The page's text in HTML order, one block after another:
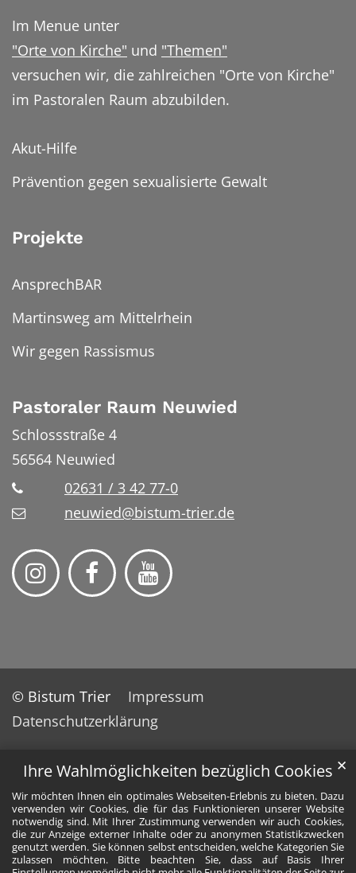
Ihre Wahlmöglichkeiten bezüglich Cookies
Wir möchten Ihnen ein optimales Webseiten-Erlebnis zu bieten. Dazu
verwenden wir Cookies, die für das Funktionieren unserer Website
notwendig sind. Mit Ihrer Zustimmung verwenden wir auch Cookies,
die zur Anzeige externer Inhalte oder zu anonymen Statistikzwecken
genutzt werden. Sie können selbst entscheiden, welche Kategorien Sie
zulassen möchten. Bitte beachten Sie, dass auf Basis Ihrer
✕
Im Menue unter
"Orte von Kirche" und "Themen"
versuchen wir, die zahlreichen "Orte von Kirche"
im Pastoralen Raum abzubilden.
Akut-Hilfe
Prävention gegen sexualisierte Gewalt
Projekte
AnsprechBAR
Martinsweg am Mittelrhein
Wir gegen Rassismus
Pastoraler Raum Neuwied
Schlossstraße 4
56564 Neuwied
02631 / 3 42 77-0
neuwied@bistum-trier.de
© Bistum Trier
Impressum
Datenschutzerklärung